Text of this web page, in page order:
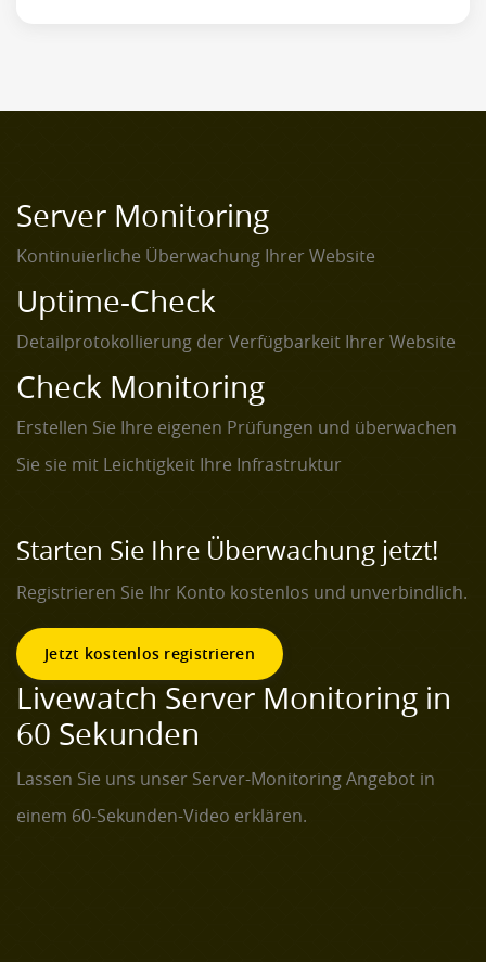
Server Monitoring
Kontinuierliche Überwachung Ihrer Website
Uptime-Check
Detailprotokollierung der Verfügbarkeit Ihrer Website
Check Monitoring
Erstellen Sie Ihre eigenen Prüfungen und überwachen
Sie sie mit Leichtigkeit Ihre Infrastruktur
Starten Sie Ihre Überwachung jetzt!
Registrieren Sie Ihr Konto kostenlos und unverbindlich.
Jetzt kostenlos registrieren
Livewatch Server Monitoring in
60 Sekunden
Lassen Sie uns unser Server-Monitoring Angebot in
einem 60-Sekunden-Video erklären.